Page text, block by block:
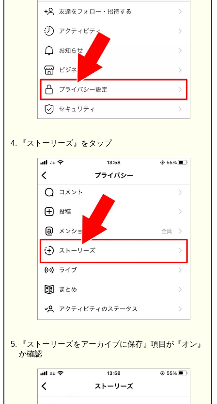
『ストーリーズ』をタップ
『ストーリーズをアーカイブに保存』項目が『オン』
か確認